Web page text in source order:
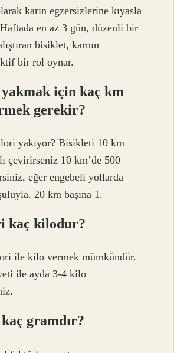
karın egzersizlerine kıyasla
en az 3 gün, düzenli bir
bisiklet, karnın
bir rol oynar.
için kaç km
gerekir?
yakıyor? Bisikleti 10 km
çevirirseniz 10 km’de 500
eğer engebeli yollarda
20 km başına 1.
kaç kilodur?
ile kilo vermek mümkündür.
ile ayda 3-4 kilo
gramdır?